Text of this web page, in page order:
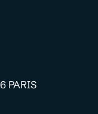
PARIS